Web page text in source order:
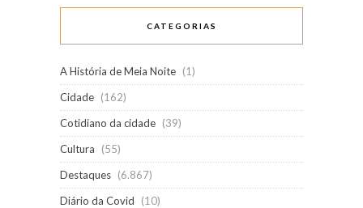
CATEGORIAS
A História de Meia Noite (1)
Cidade (162)
Cotidiano da cidade (39)
Cultura
(55)
Destaques (6.867)
Diário da Covid
(10)